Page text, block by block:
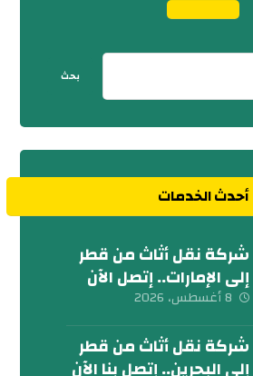
أحدث الخدمات
شركة نقل أثاث من قطر
إلى الإمارات.. إتصل الآن
8 أغسطس، 2026
شركة نقل أثاث من قطر
إلى البحرين.. إتصل بنا الآن